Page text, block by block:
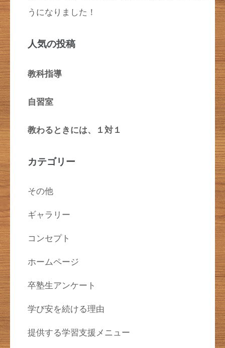
うになりました！
人気の投稿
教科指導
自習室
教わるときには、１対１
カテゴリー
その他
ギャラリー
コンセプト
ホームページ
卒塾生アンケート
学び安を続ける理由
提供する学習支援メニュー